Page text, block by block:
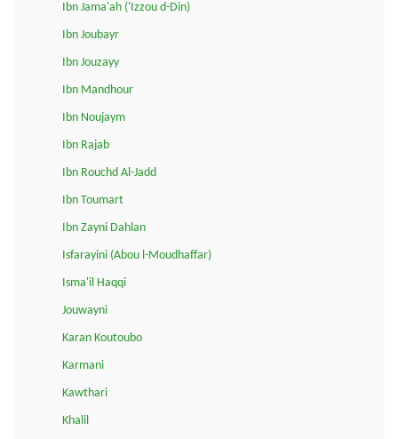
Ibn Jama'ah ('Izzou d-Din)
Ibn Joubayr
Ibn Jouzayy
Ibn Mandhour
Ibn Noujaym
Ibn Rajab
Ibn Rouchd Al-Jadd
Ibn Toumart
Ibn Zayni Dahlan
Isfarayini (Abou l-Moudhaffar)
Isma'il Haqqi
Jouwayni
Karan Koutoubo
Karmani
Kawthari
Khalil